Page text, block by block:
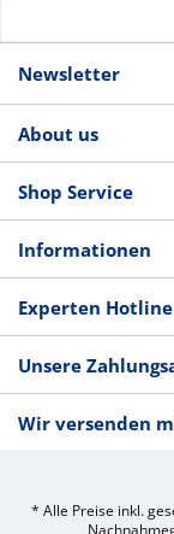
Newsletter
About us
Shop Service
Informationen
Experten Hotline
Unsere
Wir versenden
* Alle Preise inkl.